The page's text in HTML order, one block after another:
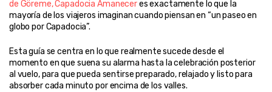
de Göreme, Capadocia Amanecer es exactamente lo que la
mayoría de los viajeros imaginan cuando piensan en “un paseo en
globo por Capadocia”.
Esta guía se centra en lo que realmente sucede desde el
momento en que suena su alarma hasta la celebración posterior
al vuelo, para que pueda sentirse preparado, relajado y listo para
absorber cada minuto por encima de los valles.